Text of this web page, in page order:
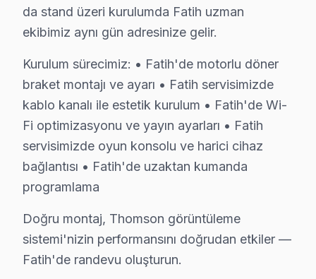
Fatih ilçesindeki Thomson televizyonlarla ilgili en sık
1.Ekran Arızası: Ekranda görüntü kaybı ya da renk
2.Ses Problemi: Sesin kesilmesi ya da kısılmaması.
3.Anakart Arızası : Cihazın açılmaması veya
4.Güç Kaynağı Problemleri: Cihazın açılmaması
5. Yazılım Sorunları : Güncellemelerin yapılamaması
Bu arızalar, Fatih bölgesinde hizmet sunan
Fatih'de Thomson TV Arıza Verileri 2025
Aksaray'da Thomson TV Servisi
Aksaray, eski binaları ve yoğun elektrik altyapısıyla
da stand üzeri kurulumda Fatih uzman
ekibimiz aynı gün adresinize gelir.
Kurulum sürecimiz: • Fatih'de motorlu döner
braket montajı ve ayarı • Fatih servisimizde
kablo kanalı ile estetik kurulum • Fatih'de Wi-
Fi optimizasyonu ve yayın ayarları • Fatih
servisimizde oyun konsolu ve harici cihaz
bağlantısı • Fatih'de uzaktan kumanda
programlama
Doğru montaj, Thomson görüntüleme
sistemi'nizin performansını doğrudan etkiler —
Fatih'de randevu oluşturun.